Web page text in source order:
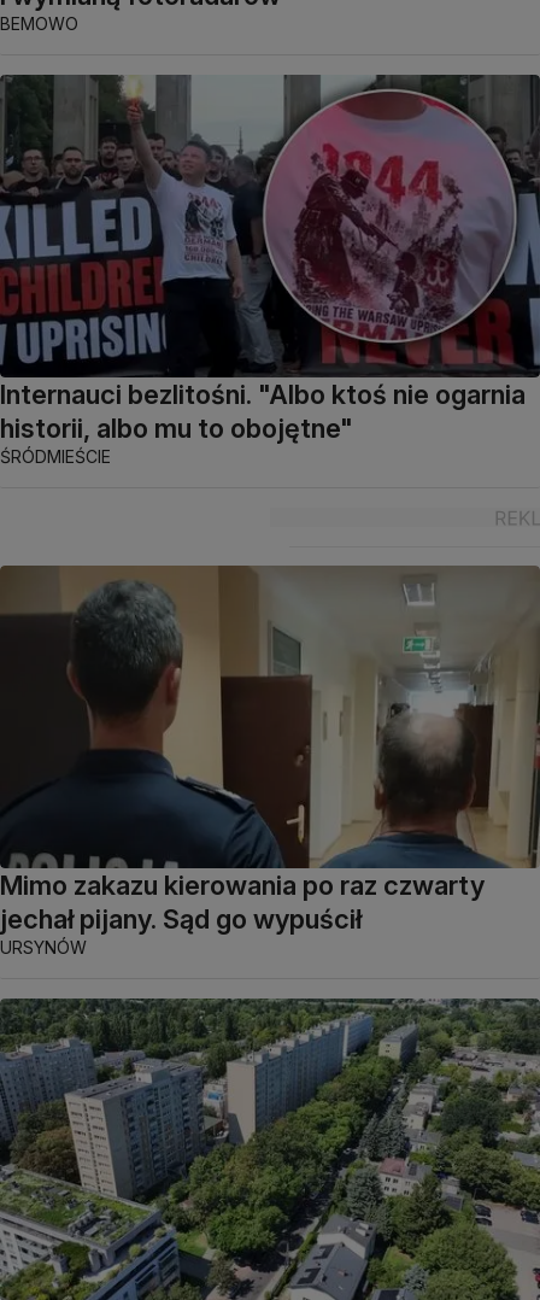
BEMOWO
Internauci bezlitośni. "Albo ktoś nie ogarnia
historii, albo mu to obojętne"
ŚRÓDMIEŚCIE
Mimo zakazu kierowania po raz czwarty
jechał pijany. Sąd go wypuścił
URSYNÓW